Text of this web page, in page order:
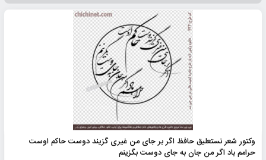
وکتور شعر نستعلیق حافظ اگر بر جای من غیری گزیند دوست حاکم اوست
حرامم باد اگر من جان به جای دوست بگزینم